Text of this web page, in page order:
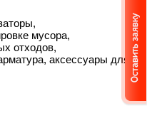
мусора,
отходов,
аксессуары для